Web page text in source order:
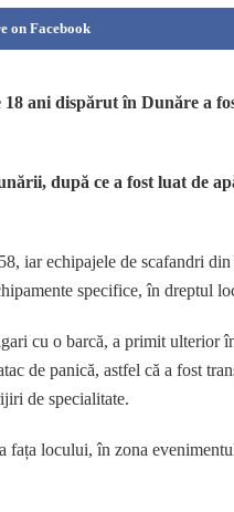
on Facebook
ani dispărut în Dunăre a
după ce a fost luat de
iar echipajele de scafandri
specifice, în dreptul
cu o barcă, a primit ulterior
de panică, astfel că a fost
de specialitate.
locului, în zona